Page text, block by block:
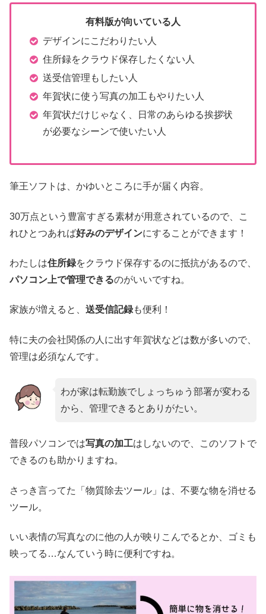
有料版が向いている人
デザインにこだわりたい人
住所録をクラウド保存したくない人
送受信管理もしたい人
年賀状に使う写真の加工もやりたい人
年賀状だけじゃなく、日常のあらゆる挨拶状
が必要なシーンで使いたい人
筆王ソフトは、かゆいところに手が届く内容。
30万点という豊富すぎる素材が用意されているので、こ
れひとつあれば好みのデザインにすることができます！
わたしは住所録をクラウド保存するのに抵抗があるので、
パソコン上で管理できるのがいいですね。
家族が増えると、 送受信記録も便利！
特に夫の会社関係の人に出す年賀状などは数が多いので、
管理は必須なんです。
わが家は転勤族でしょっちゅう部署が変わる
から、管理できるとありがたい。
普段パソコンでは写真の加工はしないので、このソフトで
できるのも助かりますね。
さっき言ってた「物質除去ツール」は、不要な物を消せる
ツール。
いい表情の写真なのに他の人が映りこんでるとか、ゴミも
映ってる…なんていう時に便利ですね。